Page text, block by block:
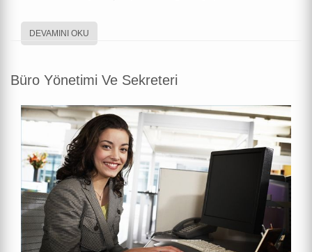
DEVAMINI OKU
Büro Yönetimi Ve Sekreteri